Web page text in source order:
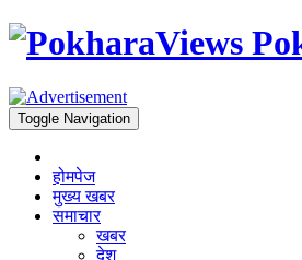
Toggle Navigation
होमपेज
मुख्य खबर
समाचार
खबर
देश